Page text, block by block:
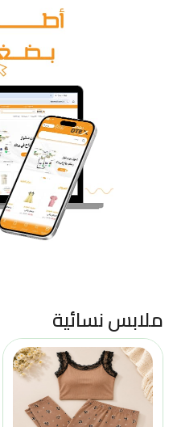
ملابس نسائية